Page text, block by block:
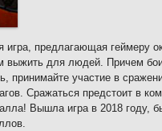
игра, предлагающая геймеру
выжить для людей. Причем
принимайте участие в
Сражаться предстоит в
Вышла игра в 2018 году,